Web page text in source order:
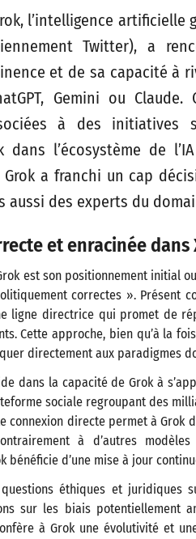
l’intelligence artificielle
Twitter), a
et de sa capacité à
Gemini ou Claude.
à des initiatives
l’écosystème de
Grok a franchi un cap
aussi des experts du
et enracinée dans
est son positionnement initial
correctes ». Présent
ligne directrice qui promet de
Cette approche, bien qu’à la
directement aux paradigmes
dans la capacité de Grok à
sociale regroupant des
connexion directe permet à
à d’autres
bénéficie d’une mise à jour
éthiques et juridiques
sur les biais potentiellement
à Grok une évolutivité et